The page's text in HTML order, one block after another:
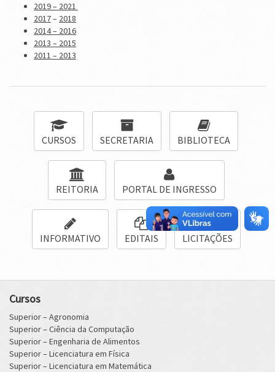
2019 – 2021
2017– 2018
2014 – 2016
2013 – 2015
2011 – 2013
CURSOS SECRETARIA BIBLIOTECA
REITORIA PORTAL DE INGRESSO
INFORMATIVO EDITAIS LICITAÇÕES
Cursos
Superior – Agronomia
Superior – Ciência da Computação
Superior – Engenharia de Alimentos
Superior – Licenciatura em Física
Superior – Licenciatura em Matemática